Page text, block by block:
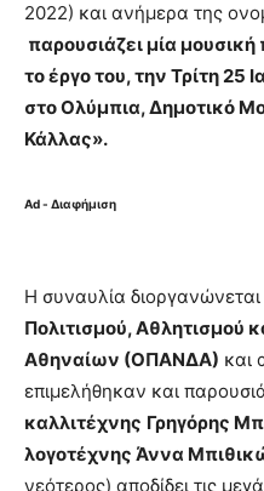
2022) και ανήμερα της
παρουσιάζει μία
το έργο του, την Τρίτη 25
στο Ολύμπια, Δημοτικό
Κάλλας».
Ad - Διαφήμιση
Η συναυλία
Πολιτισμού, Αθλητισμού
Αθηναίων (ΟΠΑΝΔΑ) και
επιμελήθηκαν και
καλλιτέχνης Γρηγόρης
λογοτέχνης Άννα
νεότερος) αποδίδει τις